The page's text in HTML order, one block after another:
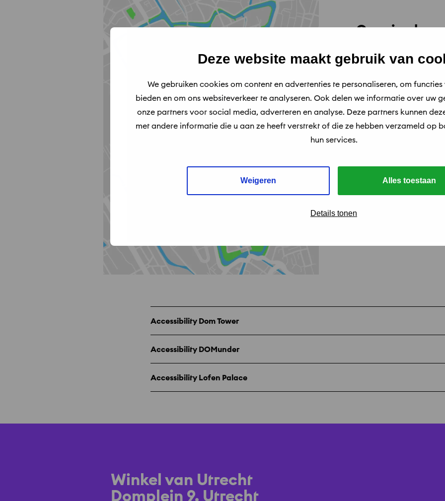
Deze website maakt gebruik van
We gebruiken cookies om content en advertenties te personaliseren, om
bieden en om ons websiteverkeer te analyseren. Ook delen we informatie over uw
onze partners voor social media, adverteren en analyse. Deze partners kunnen
met andere informatie die u aan ze heeft verstrekt of die ze hebben verzameld op
hun services.
Weigeren Alles toestaan
Details tonen
Opening
ticket shop. All
Tickets
Utrecht Shop
At the Utrecht Shop,
The shop is open daily
located at Domplein 9.
Accessibility Dom Tower
Accessibility DOMunder
Accessibility Lofen Palace
Winkel van Utrecht
Domplein 9, Utrecht